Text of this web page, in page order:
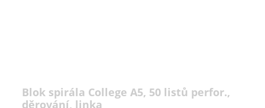
Blok spirála College A5, 50 listů perfor.,
děrování, linka